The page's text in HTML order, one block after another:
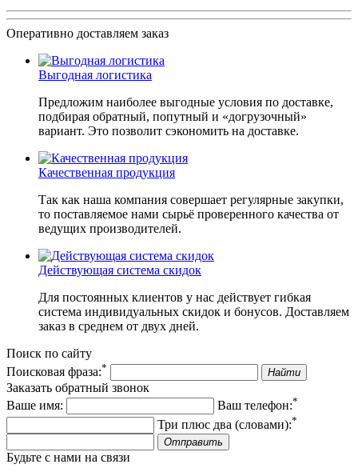
Оперативно доставляем заказ
Выгодная логистика
Предложим наиболее выгодные условия по доставке,
подбирая обратный, попутный и «догрузочный»
вариант. Это позволит сэкономить на доставке.
Качественная продукция
Так как наша компания совершает регулярные закупки,
то поставляемое нами сырьё проверенного качества от
ведущих производителей.
Действующая система скидок
Для постоянных клиентов у нас действует гибкая
система индивидуальных скидок и бонусов. Доставляем
заказ в среднем от двух дней.
Поиск по сайту
Поисковая фраза:* Найти
Заказать обратный звонок
Ваше имя:
Ваш телефон:*
Три плюс два (словами):*
Отправить
Будьте с нами на связи